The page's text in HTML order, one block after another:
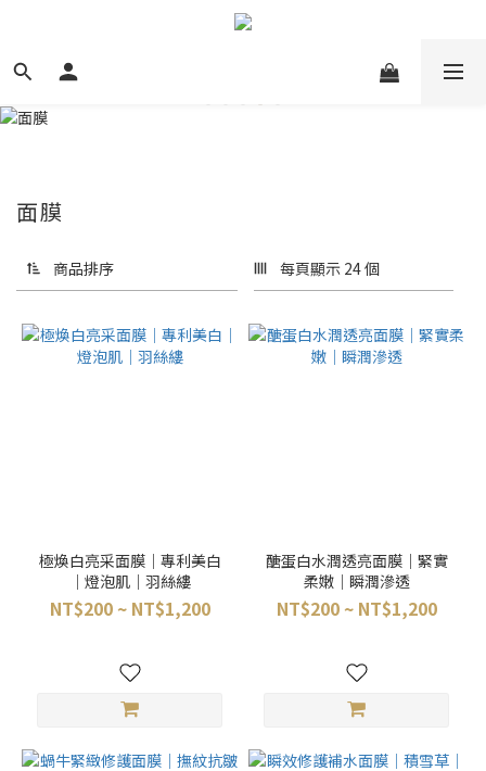
面膜
商品排序 每頁顯示 24 個
極煥白亮采面膜｜專利美白
｜燈泡肌｜羽絲縷
NT$200 ~ NT$1,200
醣蛋白水潤透亮面膜｜緊實
柔嫩｜瞬潤滲透
NT$200 ~ NT$1,200